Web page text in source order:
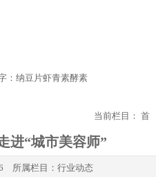
： 纳豆片虾青素酵素
当前栏目：
进“城市美容师”
所属栏目： 行业动态